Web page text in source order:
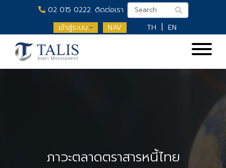
02 015 0222 ติดต่อเรา
เข้าสู่ระบบ
NAV TH EN
ภาวะตลาดตราสารหนี้ไทย